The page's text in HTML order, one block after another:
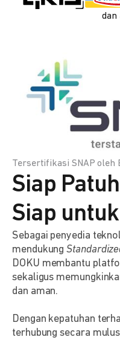
dan
Tersertifikasi SNAP oleh
Siap
Siap
Sebagai penyedia
mendukung
DOKU membantu
sekaligus
dan aman.
Dengan kepatuhan
terhubung secara